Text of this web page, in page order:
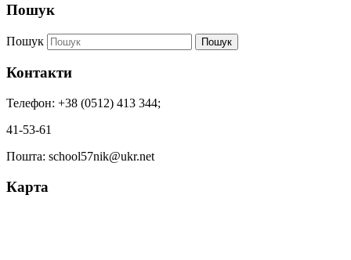
Пошук
Пошук Пошук
Контакти
Телефон: +38 (0512) 413 344;
41-53-61
Пошта: school57nik@ukr.net
Карта